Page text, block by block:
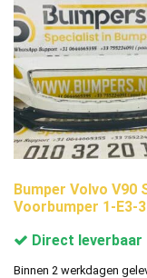
Bumper Volvo V90
Voorbumper 1-E3-
Direct leverbaar
Binnen 2 werkdagen